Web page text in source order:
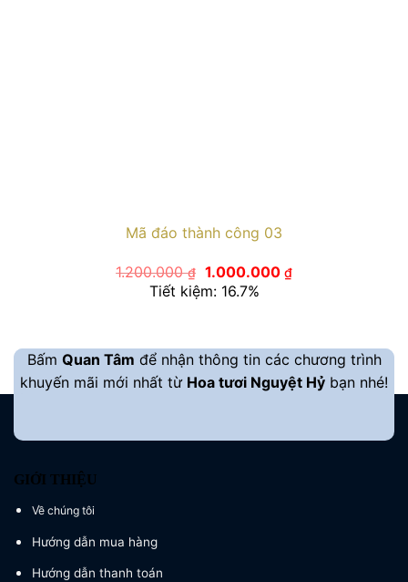
Mã đáo thành công 03
1.200.000₫ Giá
gốc
là:
1.000.000 ₫Giá
hiện
Tiết kiệm: 16.7%
Bấm Quan Tâm để nhận thông tin các chương trình
khuyến mãi mới nhất từ Hoa tươi Nguyệt Hỷ bạn nhé!
GIỚI THIỆU
Về chúng tôi
Hướng dẫn mua hàng
Hướng dẫn thanh toán